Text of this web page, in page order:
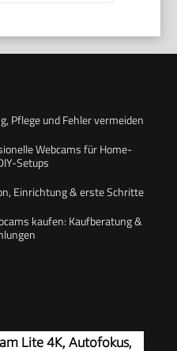
Pflege und Fehler vermeiden
Webcams für Home-
Setups
Einrichtung & erste Schritte
kaufen: Kaufberatung &
Lite 4K, Autofokus,